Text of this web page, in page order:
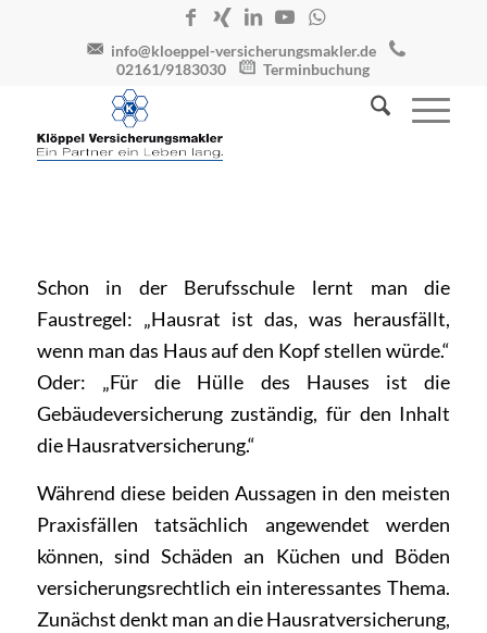
info@kloeppel-versicherungsmakler.de
02161/9183030
Terminbuchung
Schon in der Berufsschule lernt man die
Faustregel: „Hausrat ist das, was herausfällt,
wenn man das Haus auf den Kopf stellen würde.“
Oder: „Für die Hülle des Hauses ist die
Gebäudeversicherung zuständig, für den Inhalt
die Hausratversicherung.“
Während diese beiden Aussagen in den meisten
Praxisfällen tatsächlich angewendet werden
können, sind Schäden an Küchen und Böden
versicherungsrechtlich ein interessantes Thema.
Zunächst denkt man an die Hausratversicherung,